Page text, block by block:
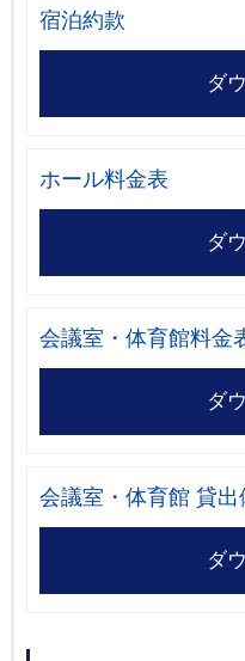
宿泊約款
ダ
ホール料金表
ダ
会議室・体育館料金
ダ
会議室・体育館 貸
ダ